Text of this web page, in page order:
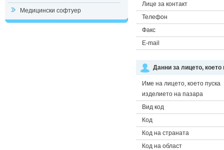
Медицински софтуер
Лице за контакт
Телефон
Факс
E-mail
Данни за лицето,
Име на лицето, което пуска
изделието на пазара
Вид код
Код
Код на страната
Код на област